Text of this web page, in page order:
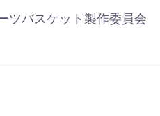
ツバスケット製作委員会